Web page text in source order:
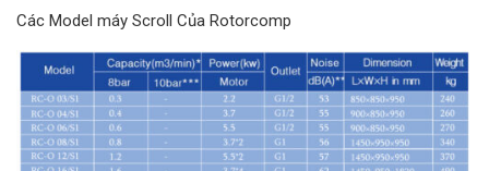
Các Model máy Scroll Của Rotorcomp